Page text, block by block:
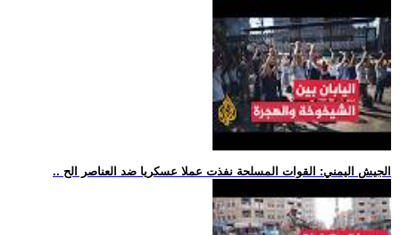
.. الجيش اليمني: القوات المسلحة نفذت عملا عسكريا ضد العناصر الح